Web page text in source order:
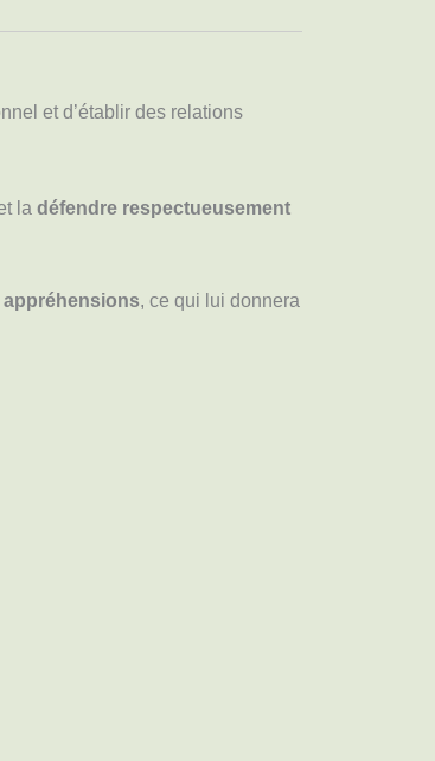
et d’établir des relations
la défendre respectueusement
, ce qui lui donnera